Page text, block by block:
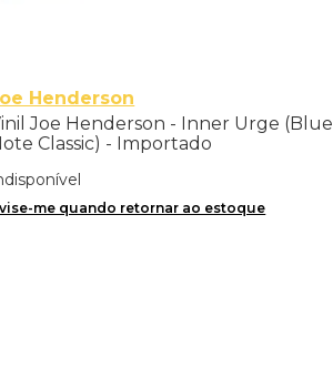
Henderson
Joe Henderson - Inner Urge (Blue
Classic) - Importado
me quando retornar ao estoque